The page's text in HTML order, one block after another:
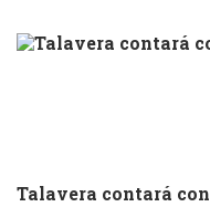
Talavera contará